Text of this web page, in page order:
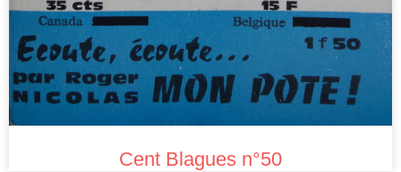
Cent Blagues n°50